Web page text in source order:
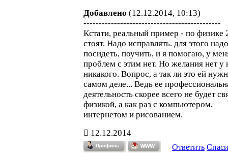
Добавлено (12.12.2014, 10:13)
---------------------------------------------
Кстати, реальный пример - по физике
стоят. Надо исправлять. для этого надо
посидеть, поучить, и я помогаю, у
проблем с этим нет. Но желания нет у
никакого. Вопрос, а так ли это ей
самом деле... Ведь ее
деятельность скорее всего не будет
физикой, а как раз с компьютером,
интернетом и рисованием.
12.12.2014
Ответить